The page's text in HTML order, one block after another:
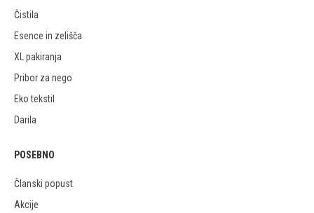
Čistila
Esence in zelišča
XL pakiranja
Pribor za nego
Eko tekstil
Darila
POSEBNO
Članski popust
Akcije